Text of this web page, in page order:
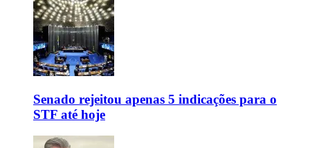
Senado rejeitou apenas 5 indicações para o
STF até hoje